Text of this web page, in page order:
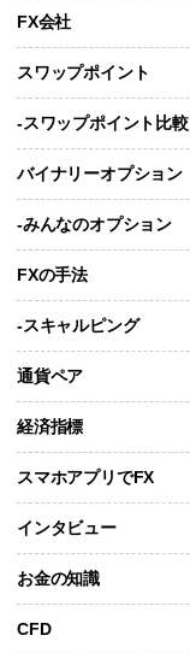
FX会社
スワップポイント
-スワップポイント比較
バイナリーオプション
-みんなのオプション
FXの手法
-スキャルピング
通貨ペア
経済指標
スマホアプリでFX
インタビュー
お金の知識
CFD